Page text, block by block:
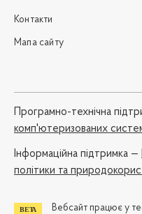
Контакти
Мапа сайту
Програмно-технічна
комп'ютеризованих
Iнформаційна підтримка —
політики та
Вебсайт працює у